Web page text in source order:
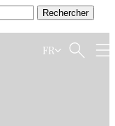
FR